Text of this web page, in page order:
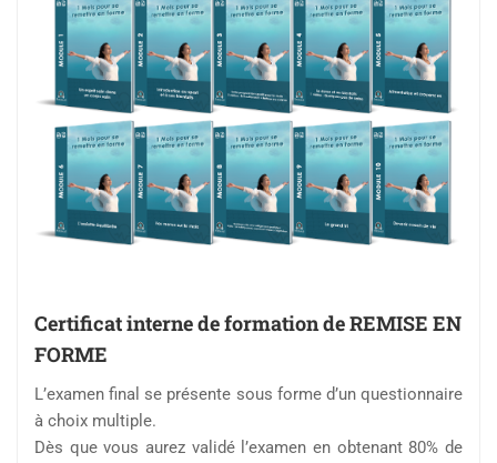
Certificat interne de formation de REMISE EN
FORME
L’examen final se présente sous forme d’un questionnaire
à choix multiple.
Dès que vous aurez validé l’examen en obtenant 80% de